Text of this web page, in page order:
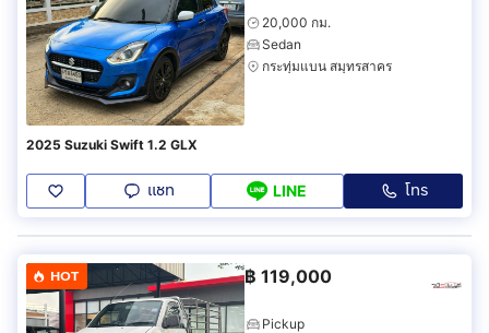
20,000 กม.
Sedan
กระทุ่มแบน สมุทรสาคร
2025 Suzuki Swift 1.2 GLX
แชท LINE โทร
HOT ฿ 119,000
Pickup